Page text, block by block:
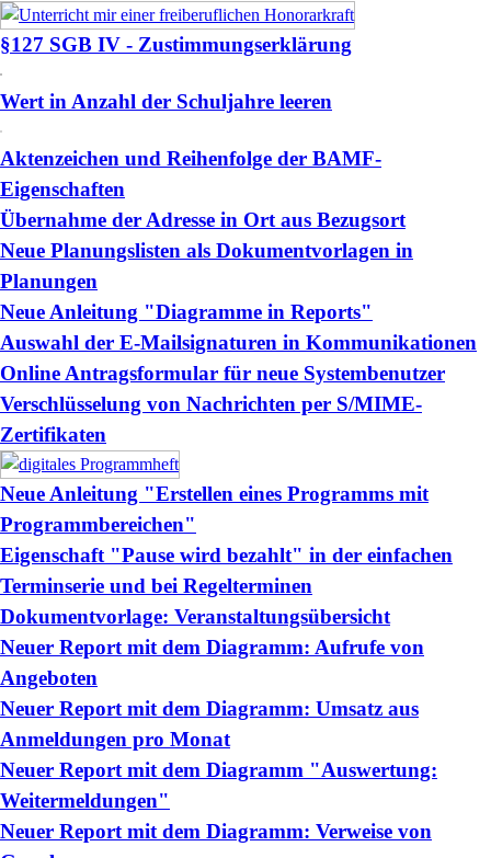
§127 SGB IV - Zustimmungserklärung
Wert in Anzahl der Schuljahre leeren
Aktenzeichen und Reihenfolge der BAMF-
Eigenschaften
Übernahme der Adresse in Ort aus Bezugsort
Neue Planungslisten als Dokumentvorlagen in
Planungen
Neue Anleitung "Diagramme in Reports"
Auswahl der E-Mailsignaturen in Kommunikationen
Online Antragsformular für neue Systembenutzer
Verschlüsselung von Nachrichten per S/MIME-
Zertifikaten
Neue Anleitung "Erstellen eines Programms mit
Programmbereichen"
Eigenschaft "Pause wird bezahlt" in der einfachen
Terminserie und bei Regelterminen
Dokumentvorlage: Veranstaltungsübersicht
Neuer Report mit dem Diagramm: Aufrufe von
Angeboten
Neuer Report mit dem Diagramm: Umsatz aus
Anmeldungen pro Monat
Neuer Report mit dem Diagramm "Auswertung:
Weitermeldungen"
Neuer Report mit dem Diagramm: Verweise von